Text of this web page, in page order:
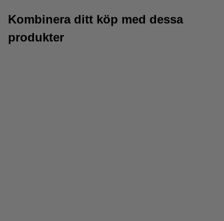
Kombinera ditt köp med dessa
produkter